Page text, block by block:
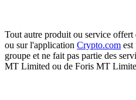
Tout autre produit ou service offert
ou sur l'application Crypto.com est
groupe et ne fait pas partie des
MT Limited ou de Foris MT